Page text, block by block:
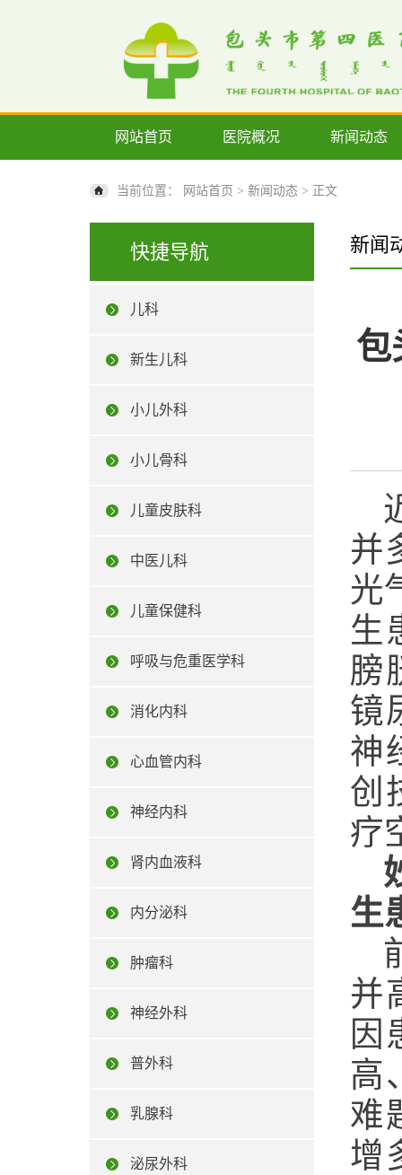
网站首页 医院概况 新闻动态
当前位置： 网站首页 > 新闻动态 > 正文
快捷导航
儿科
新生儿科
小儿外科
小儿骨科
儿童皮肤科
中医儿科
儿童保健科
呼吸与危重医学科
消化内科
心血管内科
神经内科
肾内血液科
内分泌科
肿瘤科
神经外科
普外科
乳腺科
泌尿外科
新闻
包
并
光
生
膀
镜
神
创
疗
生
并
因
高
难
增